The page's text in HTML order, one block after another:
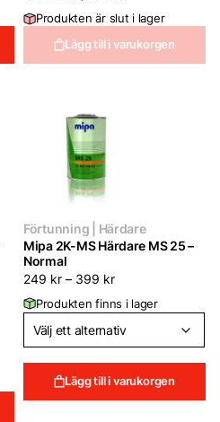
priset
1,995 kr.
priset
1,495 kr.
Produkten är slut i lager
Lägg till i varukorgen
Förtunning | Härdare
Mipa 2K-MS Härdare MS 25 –
Normal
249 kr – 399 kr
Produkten finns i lager
Lägg till i varukorgen